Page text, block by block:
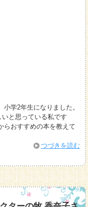
学2年生になりました。
と思っている私です
らおすすめの本を教えて
つづきを読む